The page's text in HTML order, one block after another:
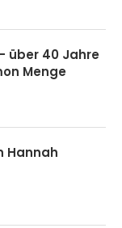
über 40 Jahre
Menge
Hannah